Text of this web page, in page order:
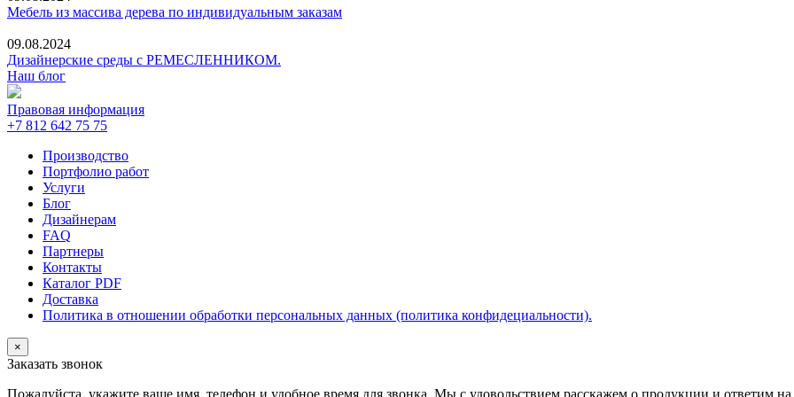
Мебель из массива дерева по индивидуальным заказам
09.08.2024
Дизайнерские среды с РЕМЕСЛЕННИКОМ.
Наш блог
Правовая информация
+7 812 642 75 75
Производство
Портфолио работ
Услуги
Блог
Дизайнерам
FAQ
Партнеры
Контакты
Каталог PDF
Доставка
Политика в отношении обработки персональных данных (политика конфидециальности).
×
Заказать звонок
Пожалуйста, укажите ваше имя, телефон и удобное время для звонка. Мы с удовольствием расскажем о продукции и ответим